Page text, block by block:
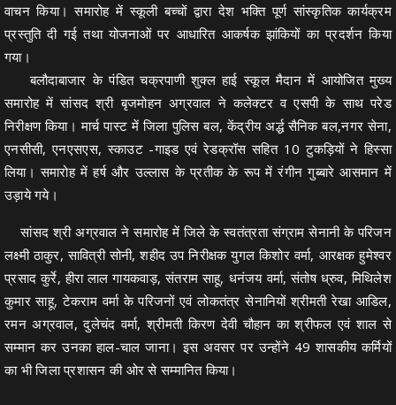
वाचन किया। समारोह में स्कूली बच्चों द्वारा देश भक्ति पूर्ण सांस्कृतिक कार्यक्रम
प्रस्तुति दी गई तथा योजनाओं पर आधारित आकर्षक झांकियों का प्रदर्शन किया
गया।
बलौदाबाजार के पंडित चक्रपाणी शुक्ल हाई स्कूल मैदान में आयोजित मुख्य
समारोह में सांसद श्री बृजमोहन अग्रवाल ने कलेक्टर व एसपी के साथ परेड
निरीक्षण किया। मार्च पास्ट में जिला पुलिस बल, केंद्रीय अर्द्ध सैनिक बल,नगर सेना,
एनसीसी, एनएसएस, स्काउट -गाइड एवं रेडक्रॉस सहित 10 टुकड़ियों ने हिस्सा
लिया। समारोह में हर्ष और उल्लास के प्रतीक के रूप में रंगीन गुब्बारे आसमान में
उड़ाये गये।
सांसद श्री अग्रवाल ने समारोह में जिले के स्वतंत्रता संग्राम सेनानी के परिजन
लक्ष्मी ठाकुर, सावित्री सोनी, शहीद उप निरीक्षक युगल किशोर वर्मा, आरक्षक हुमेश्वर
प्रसाद कुर्रे, हीरा लाल गायकवाड़, संतराम साहू, धनंजय वर्मा, संतोष ध्रुव, मिथिलेश
कुमार साहू, टेकराम वर्मा के परिजनों एवं लोकतंत्र सेनानियों श्रीमती रेखा आडिल,
रमन अग्रवाल, दुलेचंद वर्मा, श्रीमती किरण देवी चौहान का श्रीफल एवं शाल से
सम्मान कर उनका हाल-चाल जाना। इस अवसर पर उन्होंने 49 शासकीय कर्मियों
का भी जिला प्रशासन की ओर से सम्मानित किया।